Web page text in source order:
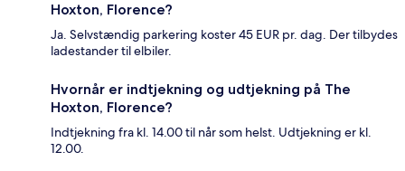
Hoxton, Florence?
Ja. Selvstændig parkering koster 45 EUR pr. dag. Der tilbydes
ladestander til elbiler.
Hvornår er indtjekning og udtjekning på The
Hoxton, Florence?
Indtjekning fra kl. 14.00 til når som helst. Udtjekning er kl.
12.00.